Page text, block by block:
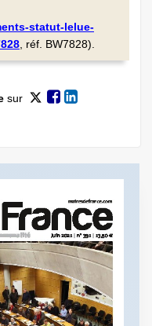
statut-lelue-
, réf. BW7828).
sur